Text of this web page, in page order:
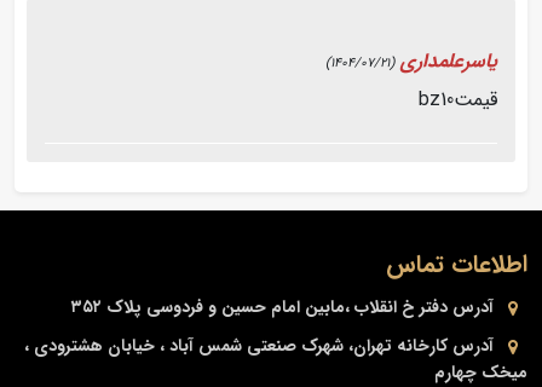
یاسرعلمداری (1404/07/21)
قیمتbz10
اطلاعات تماس
آدرس دفتر خ انقلاب ،مابین امام حسین و فردوسی پلاک ۳۵۲
آدرس کارخانه تهران، شهرک صنعتی شمس آباد ، خیابان هشترودی ،
میخک چهارم